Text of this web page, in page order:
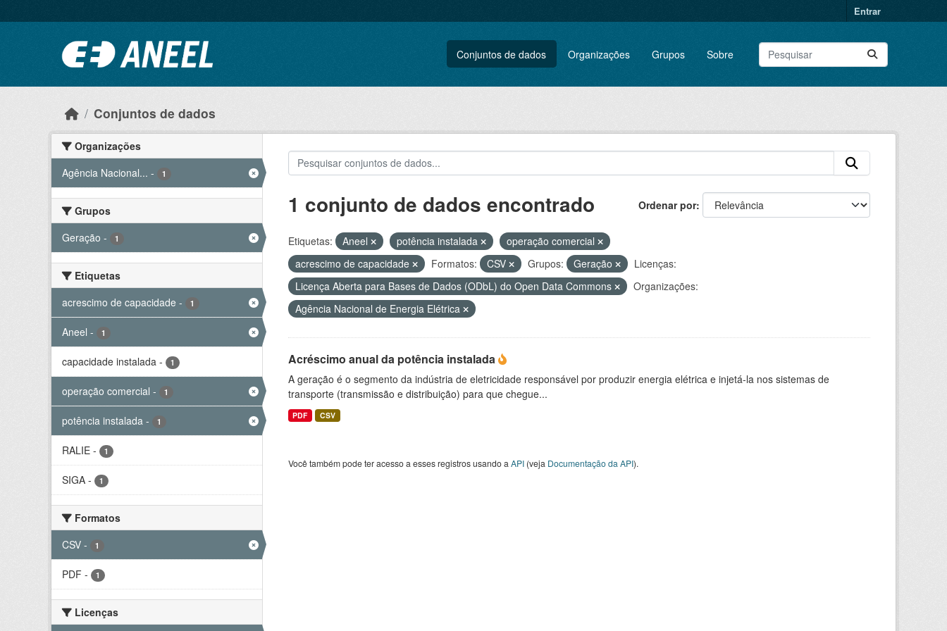
Entrar
Conjuntos de dados Organizações Grupos Sobre
Conjuntos de dados
Organizações
Agência Nacional... - 1
Grupos
Geração - 1
Etiquetas
acrescimo de capacidade - 1
Aneel - 1
capacidade instalada - 1
operação comercial - 1
potência instalada - 1
RALIE - 1
SIGA - 1
Formatos
CSV - 1
PDF - 1
Licenças
Ordenar por
1 conjunto de dados encontrado
Etiquetas: Aneel potência instalada
operação comercial
acrescimo de capacidade
Formatos: CSV Grupos: Geração
Licenças:
Licença Aberta para Bases de Dados (ODbL) do Open Data Commons
Organizações:
Agência Nacional de Energia Elétrica
Acréscimo anual da potência instalada
A geração é o segmento da indústria de eletricidade responsável por produzir energia elétrica e injetá-la nos sistemas de
transporte (transmissão e distribuição) para que chegue...
PDF CSV
Você também pode ter acesso a esses registros usando a API(veja Documentação da API).